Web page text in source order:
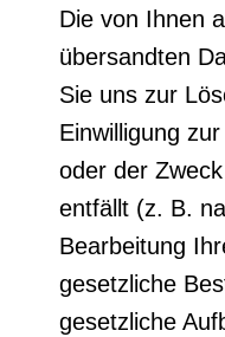
Die von Ihnen
übersandten
Sie uns zur
Einwilligung
oder der
entfällt (z. B.
Bearbeitung
gesetzliche
gesetzliche